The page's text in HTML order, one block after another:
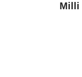
Milli